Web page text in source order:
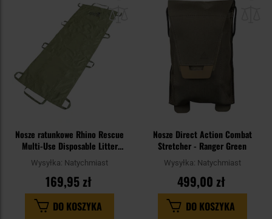
schowka
Nosze ratunkowe Rhino Rescue
Multi-Use Disposable Litter
Sling - Olive
Wysyłka: Natychmiast
169,95 zł
DO KOSZYKA
Nosze Direct Action Combat
Stretcher - Ranger Green
Wysyłka: Natychmiast
499,00 zł
DO KOSZYKA